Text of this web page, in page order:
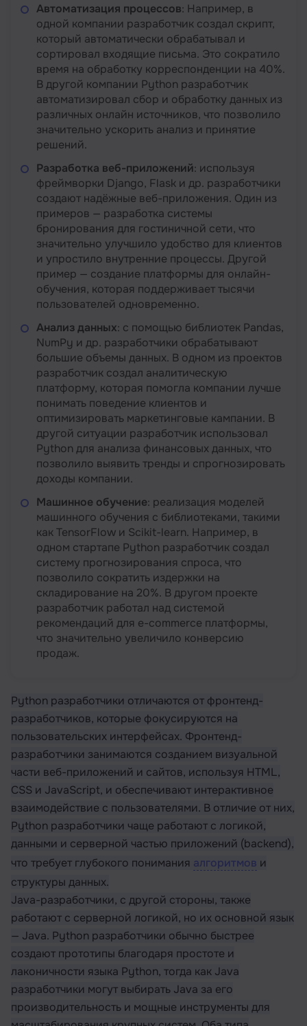
Автоматизация процессов: Например, в
одной компании разработчик создал скрипт,
который автоматически обрабатывал и
сортировал входящие письма. Это сократило
время на обработку корреспонденции на 40%.
В другой компании Python разработчик
автоматизировал сбор и обработку данных из
различных онлайн источников, что позволило
значительно ускорить анализ и принятие
решений.
Разработка веб-приложений: используя
фреймворки Django, Flask и др. разработчики
создают надёжные веб-приложения. Один из
примеров — разработка системы
бронирования для гостиничной сети, что
значительно улучшило удобство для клиентов
и упростило внутренние процессы. Другой
пример — создание платформы для онлайн-
обучения, которая поддерживает тысячи
пользователей одновременно.
Анализ данных: с помощью библиотек Pandas,
NumPy и др. разработчики обрабатывают
большие объемы данных. В одном из проектов
разработчик создал аналитическую
платформу, которая помогла компании лучше
понимать поведение клиентов и
оптимизировать маркетинговые кампании. В
другой ситуации разработчик использовал
Python для анализа финансовых данных, что
позволило выявить тренды и спрогнозировать
доходы компании.
Машинное обучение: реализация моделей
машинного обучения с библиотеками, такими
как TensorFlow и Scikit-learn. Например, в
одном стартапе Python разработчик создал
систему прогнозирования спроса, что
позволило сократить издержки на
складирование на 20%. В другом проекте
разработчик работал над системой
рекомендаций для e-commerce платформы,
что значительно увеличило конверсию
продаж.
Python разработчики отличаются от фронтенд-
разработчиков, которые фокусируются на
пользовательских интерфейсах. Фронтенд-
разработчики занимаются созданием визуальной
части веб-приложений и сайтов, используя HTML,
CSS и JavaScript, и обеспечивают интерактивное
взаимодействие с пользователями. В отличие от них,
Python разработчики чаще работают с логикой,
данными и серверной частью приложений (backend),
что требует глубокого понимания алгоритмов и
структуры данных.
Java-разработчики, с другой стороны, также
работают с серверной логикой, но их основной язык
— Java. Python разработчики обычно быстрее
создают прототипы благодаря простоте и
лаконичности языка Python, тогда как Java
разработчики могут выбирать Java за его
производительность и мощные инструменты для